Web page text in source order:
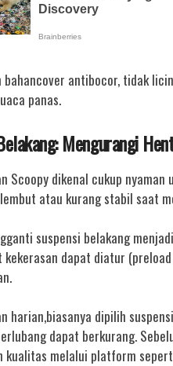
bahancover antibocor, tidak
panas.
Mengurangi
Scoopy dikenal cukup
atau kurang stabil saat
suspensi belakang
dapat diatur
harian,biasanya dipilih
dapat berkurang.
kualitas melalui platform